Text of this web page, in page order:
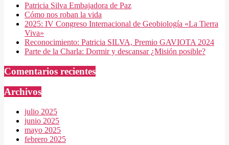
Patricia Silva Embajadora de Paz
Cómo nos roban la vida
2025: IV Congreso Internacional de Geobiología «La Tierra
Viva»
Reconocimiento: Patricia SILVA, Premio GAVIOTA 2024
Parte de la Charla: Dormir y descansar ¿Misión posible?
Comentarios recientes
Archivos
julio 2025
junio 2025
mayo 2025
febrero 2025